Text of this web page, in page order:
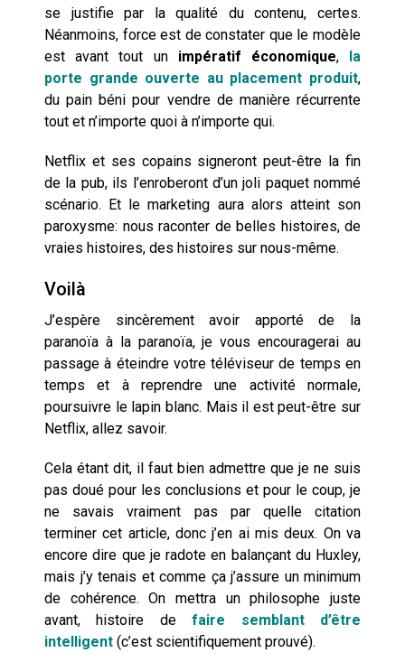
se justifie par la qualité du contenu, certes.
Néanmoins, force est de constater que le modèle
est avant tout un impératif économique,
la
porte grande ouverte au placement produit,
du pain béni pour vendre de manière récurrente
tout et n’importe quoi à n’importe qui.
Netflix et ses copains signeront peut-être la fin
de la pub, ils l’enroberont d’un joli paquet nommé
scénario. Et le marketing aura alors atteint son
paroxysme: nous raconter de belles histoires, de
vraies histoires, des histoires sur nous-même.
Voilà
J’espère sincèrement avoir apporté de la
paranoïa à la paranoïa, je vous encouragerai au
passage à éteindre votre téléviseur de temps en
temps et à reprendre une activité normale,
poursuivre le lapin blanc. Mais il est peut-être sur
Netflix, allez savoir.
Cela étant dit, il faut bien admettre que je ne suis
pas doué pour les conclusions et pour le coup, je
ne savais vraiment pas par quelle citation
terminer cet article, donc j’en ai mis deux. On va
encore dire que je radote en balançant du Huxley,
mais j’y tenais et comme ça j’assure un minimum
de cohérence. On mettra un philosophe juste
avant, histoire de
faire semblant d’être
intelligent (c’est scientifiquement prouvé).